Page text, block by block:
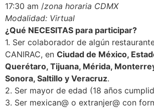
17:30 am /zona horaria CDMX
Modalidad: Virtual
¿Qué NECESITAS para participar?
1. Ser colaborador de algún
CANIRAC, en Ciudad de México,
Querétaro, Tijuana, Mérida,
Sonora, Saltillo y Veracruz.
2. Ser mayor de edad (18 años
3. Ser mexican@ o extranjer@ con